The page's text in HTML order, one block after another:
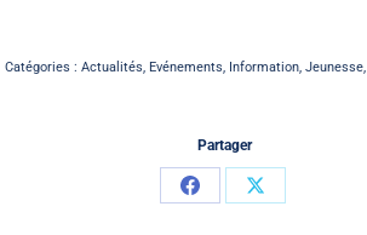
Catégories : Actualités, Evénements, Information, Jeunesse,
Partager
PartagerPartager